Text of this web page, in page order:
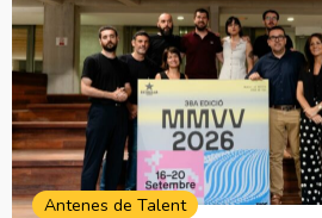
Antenes de Talent